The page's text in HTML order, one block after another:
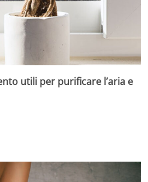
utili per purificare l’aria e